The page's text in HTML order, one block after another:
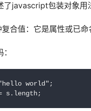
了javascript包装对象用
合值：它是属性或已命
world";
s.length;